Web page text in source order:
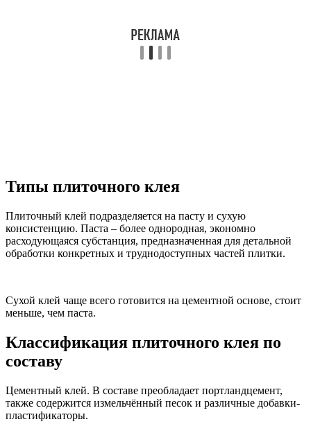
Типы плиточного клея
Плиточный клей подразделяется на пасту и сухую
консистенцию. Паста – более однородная, экономно
расходующаяся субстанция, предназначенная для детальной
обработки конкретных и труднодоступных частей плитки.
Сухой клей чаще всего готовится на цементной основе, стоит
меньше, чем паста.
Классификация плиточного клея по
составу
Цементный клей. В составе преобладает портландцемент,
также содержится измельчённый песок и различные добавки-
пластификаторы.